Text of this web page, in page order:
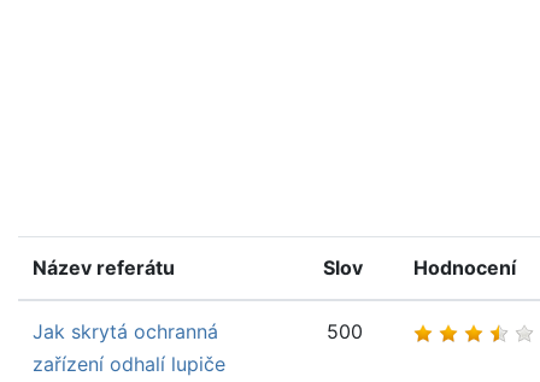
Název referátu Slov Hodnocení
Jak skrytá ochranná
zařízení odhalí lupiče
500